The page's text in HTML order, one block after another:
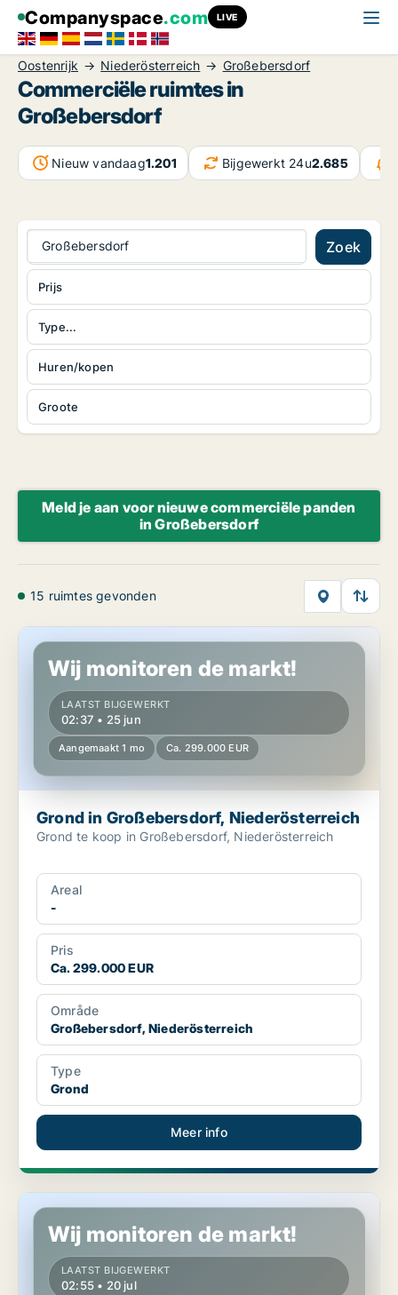
Companyspace.com LIVE
Oostenrijk Niederösterreich Großebersdorf
Commerciële ruimtes in
Großebersdorf
Nieuw vandaag1.201 Bijgewerkt 24u2.685
Großebersdorf Zoek
Type...
Huren/kopen
Groote
Prijs
Meld je aan voor nieuwe commerciële panden
in Großebersdorf
15 ruimtes gevonden
Grond in Großebersdorf, Niederösterreich
Wij monitoren de markt!
LAATST BIJGEWERKT
02:37 • 25 jun
Aangemaakt 1 mo Ca. 299.000 EUR
Grond in Großebersdorf, Niederösterreich
Grond te koop in Großebersdorf, Niederösterreich
Areal
-
Pris
Ca. 299.000 EUR
Område
Großebersdorf, Niederösterreich
Type
Grond
Meer info
Grond in Großebersdorf, Niederösterreich
Wij monitoren de markt!
LAATST BIJGEWERKT
02:55 • 20 jul